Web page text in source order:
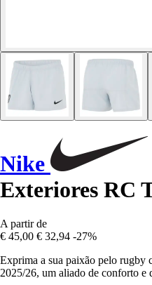
Nike
Exteriores RC
A partir de
€ 45,00 € 32,94 -27%
Exprima a sua paixão pelo rugby
2025/26, um aliado de conforto e